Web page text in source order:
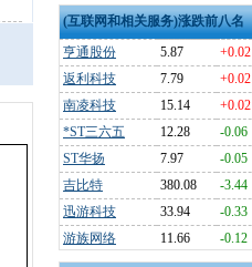
(互联网和相关服务)涨跌前八名
亨通股份
5.87 +0.02
返利科技
7.79 +0.02
南凌科技
15.14 +0.02
*ST三六五
12.28 -0.06
ST华扬
7.97 -0.05
吉比特
380.08 -3.44
迅游科技
33.94 -0.33
游族网络
11.66 -0.12